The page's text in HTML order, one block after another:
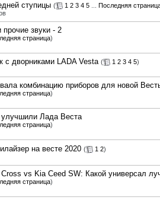
ступицы ( 1 2 3 4 5
Последняя
прочие звуки - 2
страница)
с дворниками LADA Vesta ( 1 2 3 4 5)
комбинацию приборов для новой
страница)
улучшили Лада Веста
страница)
на весте 2020 ( 1 2)
Cross vs Kia Ceed SW: Какой универсал
страница)